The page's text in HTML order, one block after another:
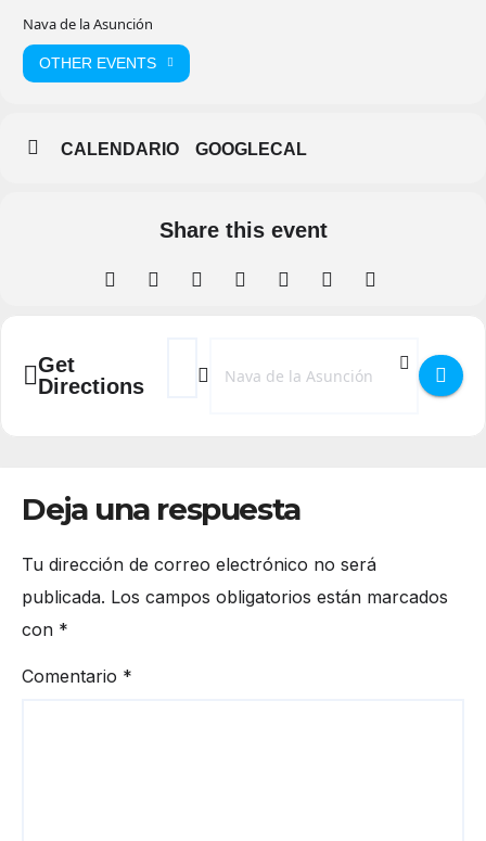
Nava de la Asunción
OTHER EVENTS
CALENDARIO GOOGLECAL
Share this event
Get
Directions
Address - XXIV Premio Poético
Destination Address - XXIV Premio
Deja una respuesta
Tu dirección de correo electrónico no será
publicada. Los campos obligatorios están marcados
con *
Comentario *